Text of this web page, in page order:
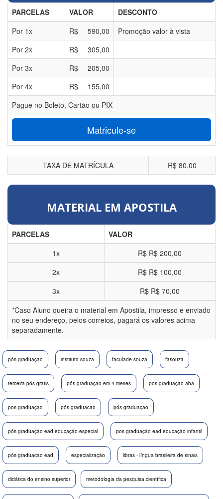
PARCELAS VALOR
DESCONTO
Por 1x R$ 590,00
Promoção valor à vista
Por 2x R$
305,00
Por 3x R$
205,00
Por 4x R$
155,00
Pague no Boleto, Cartão ou PIX
Matricule-se
TAXA DE MATRÍCULA R$ 80,00
MATERIAL EM APOSTILA
PARCELAS
VALOR
1x
R$ R$ 200,00
2x
R$ R$ 100,00
3x
R$ R$ 70,00
*Caso Aluno queira o material em Apostila, impresso e enviado
no seu endereço, pelos correios, pagará os valores acima
separadamente.
pós-graduação instituto souza faculade souza fasouza
terceira pós gratis pós graduação em 4 meses pos graduação aba
pos graduação pós graduacao pós-graduação
pós graduação ead educação especial pos graduação ead educação infantil
pós-graduacao ead especialização libras - língua brasileira de sinais
didática do ensino superior metodologia da pesquisa científica